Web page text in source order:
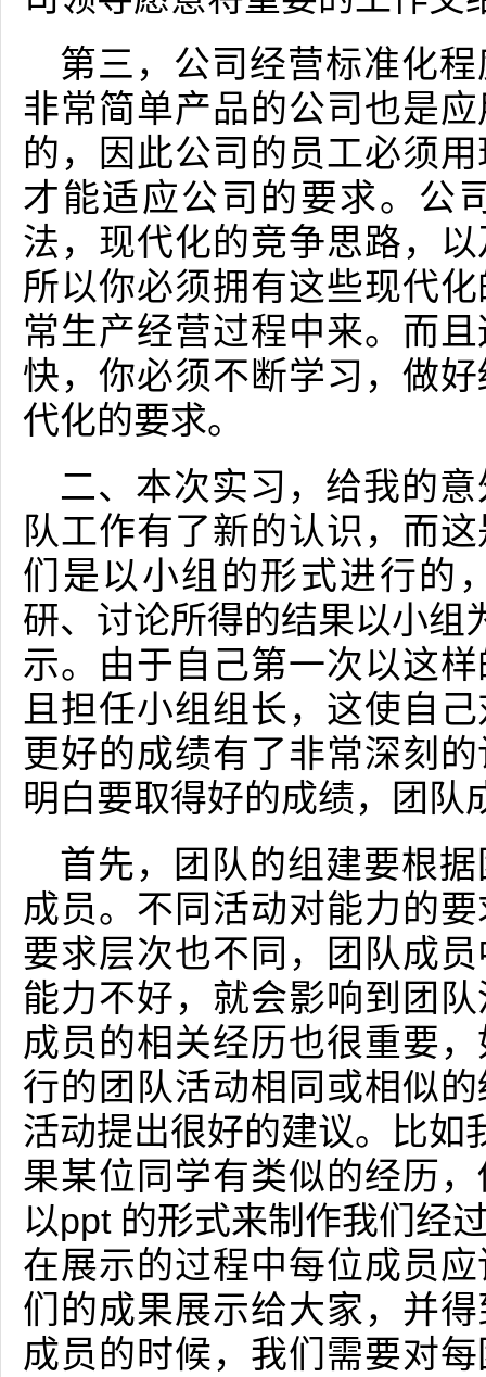
第三，公司经营标准化
非常简单产品的公司也是
的，因此公司的员工必须
才能适应公司的要求。公
法，现代化的竞争思路，
所以你必须拥有这些现代
常生产经营过程中来。而
快，你必须不断学习，做
代化的要求。
二、本次实习，给我的
队工作有了新的认识，而
们是以小组的形式进行的
研、讨论所得的结果以小组
示。由于自己第一次以这
且担任小组组长，这使自
更好的成绩有了非常深刻
明白要取得好的成绩，团队
首先，团队的组建要根
成员。不同活动对能力的
要求层次也不同，团队成
能力不好，就会影响到团
成员的相关经历也很重要
行的团队活动相同或相似
活动提出很好的建议。比如
果某位同学有类似的经历
以ppt 的形式来制作我们经
在展示的过程中每位成员
们的成果展示给大家，并
成员的时候，我们需要对